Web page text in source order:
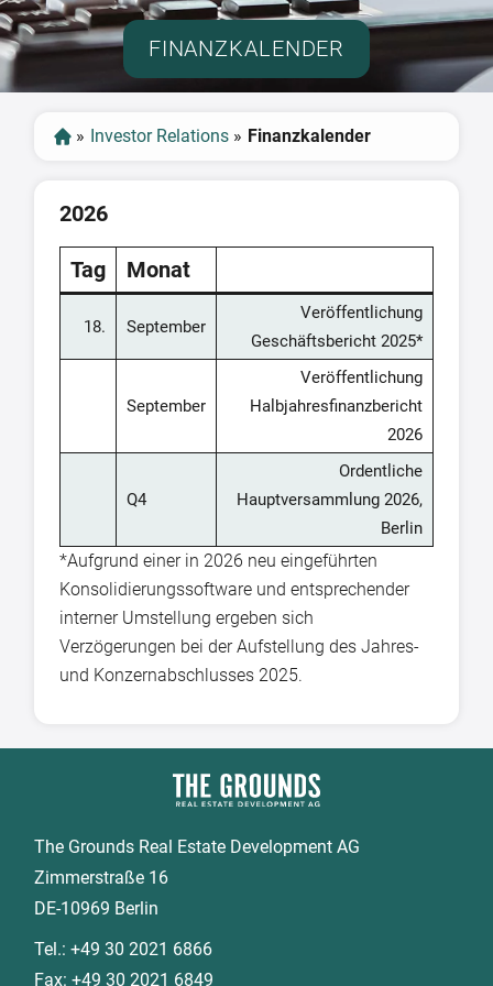
FINANZKALENDER
» Investor Relations » Finanzkalender
2026
Tag Monat
18. September
Veröffentlichung
Geschäftsbericht 2025*
September
Veröffentlichung
Halbjahresfinanzbericht
2026
Q4
Ordentliche
Hauptversammlung 2026,
Berlin
*Aufgrund einer in 2026 neu eingeführten
Konsolidierungssoftware und entsprechender
interner Umstellung ergeben sich
Verzögerungen bei der Aufstellung des Jahres-
und Konzernabschlusses 2025.
The Grounds Real Estate Development AG
Zimmerstraße 16
DE-10969 Berlin
Tel.:+49 30 2021 6866
Fax:+49 30 2021 6849